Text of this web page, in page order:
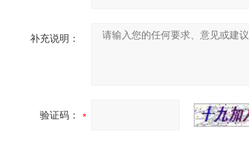
补充说明：
验证码：